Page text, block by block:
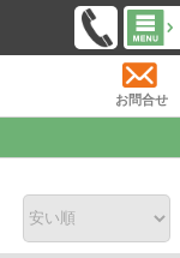
お問合せ